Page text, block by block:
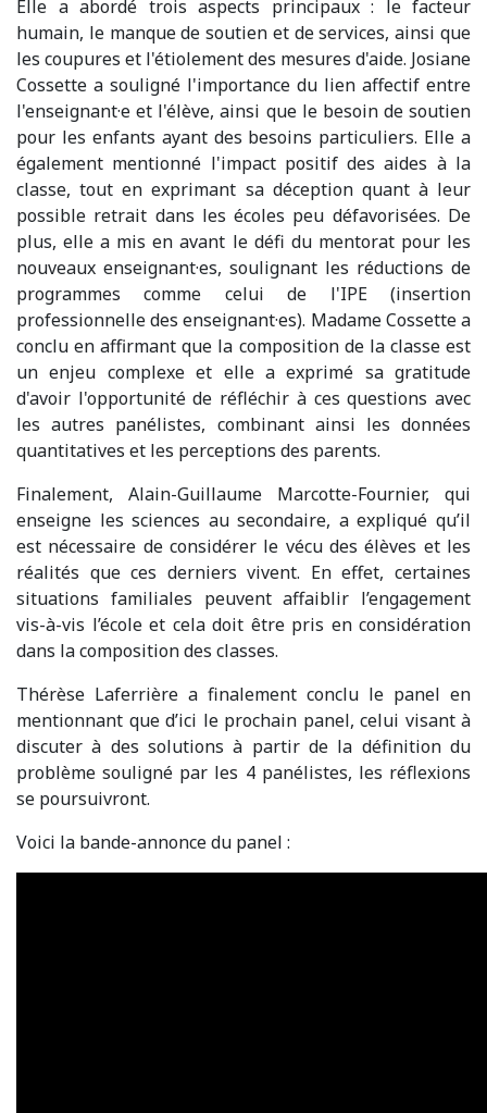
Elle a abordé trois aspects principaux : le facteur
humain, le manque de soutien et de services, ainsi que
les coupures et l'étiolement des mesures d'aide. Josiane
Cossette a souligné l'importance du lien affectif entre
l'enseignant·e et l'élève, ainsi que le besoin de soutien
pour les enfants ayant des besoins particuliers. Elle a
également mentionné l'impact positif des aides à la
classe, tout en exprimant sa déception quant à leur
possible retrait dans les écoles peu défavorisées. De
plus, elle a mis en avant le défi du mentorat pour les
nouveaux enseignant·es, soulignant les réductions de
programmes comme celui de l'IPE (insertion
professionnelle des enseignant·es). Madame Cossette a
conclu en affirmant que la composition de la classe est
un enjeu complexe et elle a exprimé sa gratitude
d'avoir l'opportunité de réfléchir à ces questions avec
les autres panélistes, combinant ainsi les données
quantitatives et les perceptions des parents.
Finalement, Alain-Guillaume Marcotte-Fournier, qui
enseigne les sciences au secondaire, a expliqué qu’il
est nécessaire de considérer le vécu des élèves et les
réalités que ces derniers vivent. En effet, certaines
situations familiales peuvent affaiblir l’engagement
vis-à-vis l’école et cela doit être pris en considération
dans la composition des classes.
Thérèse Laferrière a finalement conclu le panel en
mentionnant que d’ici le prochain panel, celui visant à
discuter à des solutions à partir de la définition du
problème souligné par les 4 panélistes, les réflexions
se poursuivront.
Voici la bande-annonce du panel :